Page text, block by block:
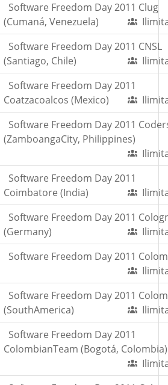
Software Freedom Day 2011 Clug
(Cumaná, Venezuela)
Software Freedom Day 2011 CNSL
(Santiago, Chile)
Software Freedom Day 2011
Coatzacoalcos (Mexico)
Software Freedom Day 2011
(ZamboangaCity, Philippines)
Software Freedom Day 2011
Coimbatore (India)
Software Freedom Day 2011
(Germany)
Software Freedom Day 2011
Software Freedom Day 2011
(SouthAmerica)
Software Freedom Day 2011
ColombianTeam (Bogotá, Colombia)